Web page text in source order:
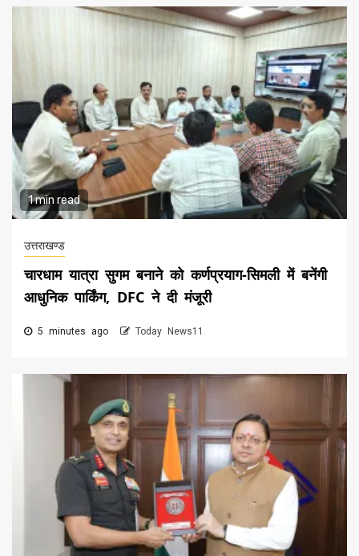
1 min read
उत्तराखण्ड
चारधाम यात्रा सुगम बनाने को कर्णप्रयाग-सिमली में बनेंगी
आधुनिक पार्किंग, DFC ने दी मंजूरी
5 minutes ago Today News11